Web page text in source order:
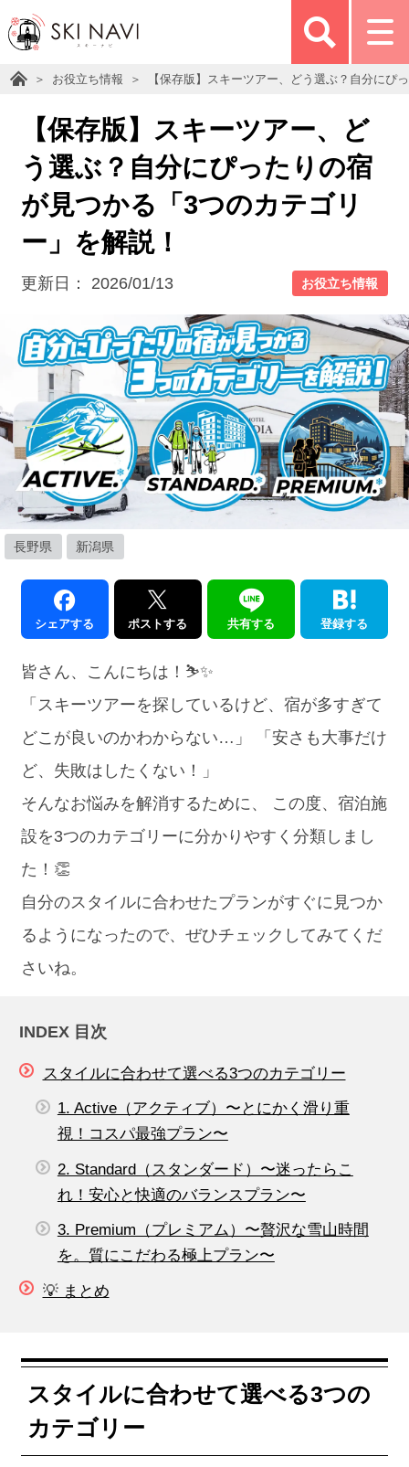
お役立ち情報 【保存版】スキーツアー、どう選ぶ？自分にぴ
【保存版】スキーツアー、ど
う選ぶ？自分にぴったりの宿
が見つかる「3つのカテゴリ
ー」を解説！
更新日： 2026/01/13 お役立ち情報
長野県 新潟県
シェアする ポストする 共有する 登録する
皆さん、こんにちは！⛷️✨
「スキーツアーを探しているけど、宿が多すぎて
どこが良いのかわからない…」 「安さも大事だけ
ど、失敗はしたくない！」
そんなお悩みを解消するために、 この度、宿泊施
設を3つのカテゴリーに分かりやすく分類しまし
た！👏
自分のスタイルに合わせたプランがすぐに見つか
るようになったので、ぜひチェックしてみてくだ
さいね。
INDEX 目次
スタイルに合わせて選べる3つのカテゴリー
1. Active（アクティブ）〜とにかく滑り重
視！コスパ最強プラン〜
2. Standard（スタンダード）〜迷ったらこ
れ！安心と快適のバランスプラン〜
3. Premium（プレミアム）〜贅沢な雪山時間
を。質にこだわる極上プラン〜
💡 まとめ
スタイルに合わせて選べる3つの
カテゴリー